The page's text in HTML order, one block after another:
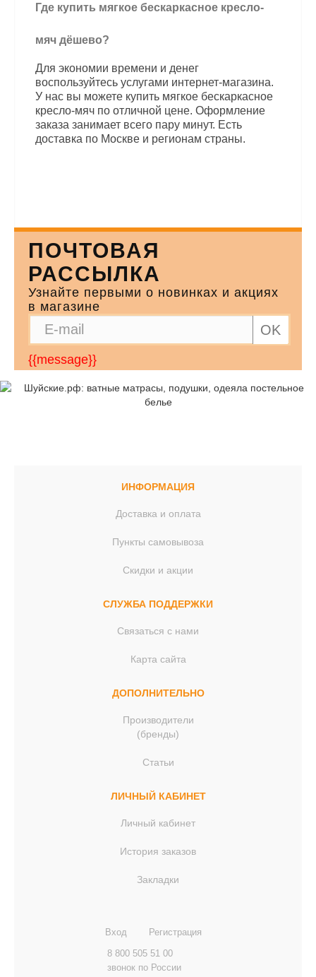
Где купить мягкое бескаркасное кресло-
мяч дёшево?
Для экономии времени и денег
воспользуйтесь услугами интернет-магазина.
У нас вы можете купить мягкое бескаркасное
кресло-мяч по отличной цене. Оформление
заказа занимает всего пару минут. Есть
доставка по Москве и регионам страны.
ПОЧТОВАЯ
РАССЫЛКА
Узнайте первыми о новинках и акциях
в магазине
OK
{{message}}
ИНФОРМАЦИЯ
Доставка и оплата
Пункты самовывоза
Скидки и акции
СЛУЖБА ПОДДЕРЖКИ
Связаться с нами
Карта сайта
ДОПОЛНИТЕЛЬНО
Производители
(бренды)
Статьи
ЛИЧНЫЙ КАБИНЕТ
Личный кабинет
История заказов
Закладки
Вход
Регистрация
8 800 505 51 00
звонок по России